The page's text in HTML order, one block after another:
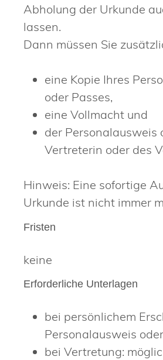
Abholung der Urkunde
lassen.
Dann müssen Sie
eine Kopie Ihres
oder Passes,
eine Vollmacht und
der Personalausweis
Vertreterin oder des
Hinweis: Eine sofortige
Urkunde ist nicht immer
Fristen
keine
Erforderliche Unterlagen
bei persönlichem
Personalausweis
bei Vertretung: